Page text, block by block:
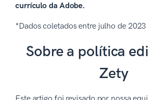
currículo da Adobe.
*Dados coletados entre julho de
Sobre a política
Zety